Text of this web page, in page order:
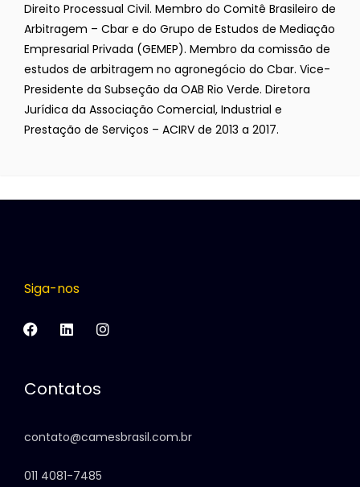
Direito Processual Civil. Membro do Comitê Brasileiro de
Arbitragem – Cbar e do Grupo de Estudos de Mediação
Empresarial Privada (GEMEP). Membro da comissão de
estudos de arbitragem no agronegócio do Cbar. Vice-
Presidente da Subseção da OAB Rio Verde. Diretora
Jurídica da Associação Comercial, Industrial e
Prestação de Serviços – ACIRV de 2013 a 2017.
Siga-nos
Contatos
contato@camesbrasil.com.br
011 4081-7485